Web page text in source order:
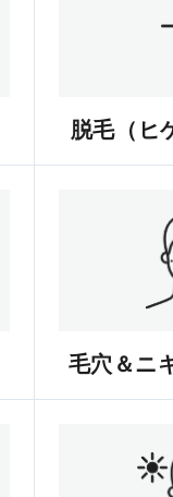
脱毛（ヒ
毛穴＆ニ